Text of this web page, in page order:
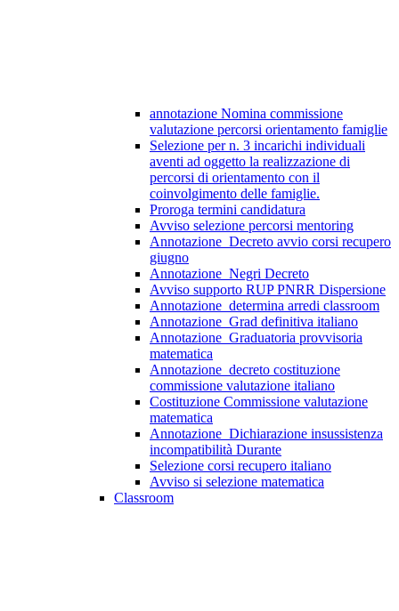
annotazione Nomina commissione
valutazione percorsi orientamento famiglie
Selezione per n. 3 incarichi individuali
aventi ad oggetto la realizzazione di
percorsi di orientamento con il
coinvolgimento delle famiglie.
Proroga termini candidatura
Avviso selezione percorsi mentoring
Annotazione_Decreto avvio corsi recupero
giugno
Annotazione_Negri Decreto
Avviso supporto RUP PNRR Dispersione
Annotazione_determina arredi classroom
Annotazione_Grad definitiva italiano
Annotazione_Graduatoria provvisoria
matematica
Annotazione_decreto costituzione
commissione valutazione italiano
Costituzione Commissione valutazione
matematica
Annotazione_Dichiarazione insussistenza
incompatibilità Durante
Selezione corsi recupero italiano
Avviso si selezione matematica
Classroom